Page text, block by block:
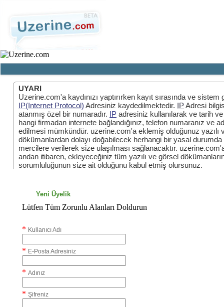
UYARI
Uzerine.com'a kaydınızı yaptırırken kayıt sırasında ve sistem
IP(Internet Protocol) Adresiniz kaydedilmektedir. IPAdresi
atanmış özel bir numaradır. IP adresiniz kullanılarak ve tarih
hangi firmadan internete bağlandığınız, telefon numaranız ve
edilmesi mümkündür. uzerine.com'a eklemiş olduğunuz yazılı
dökümanlardan dolayı doğabilecek herhangi bir yasal durumda
mercilere verilerek size ulaşılması sağlanacaktır.
andan itibaren, ekleyeceğiniz tüm yazılı ve görsel
sorumluluğunun size ait olduğunu kabul etmiş olursunuz.
Yeni Üyelik
Lütfen Tüm Zorunlu Alanları Doldurun
* Kullanıcı Adı
* E-Posta Adresiniz
* Adınız
* Şifreniz